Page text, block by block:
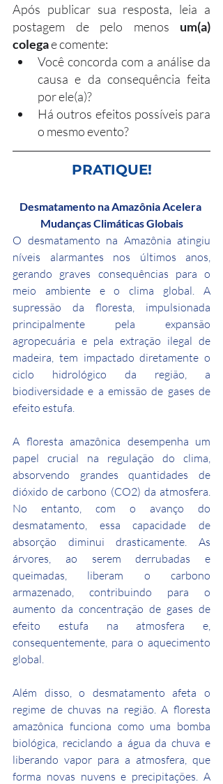
Após publicar sua resposta, leia a
postagem de pelo menos um(a)
colega e comente:
Você concorda com a análise da
causa e da consequência feita
por ele(a)?
Há outros efeitos possíveis para
o mesmo evento?
PRATIQUE!
Desmatamento na Amazônia Acelera
Mudanças Climáticas Globais
O desmatamento na Amazônia atingiu
níveis alarmantes nos últimos anos,
gerando graves consequências para o
meio ambiente e o clima global. A
supressão da floresta, impulsionada
principalmente pela expansão
agropecuária e pela extração ilegal de
madeira, tem impactado diretamente o
ciclo hidrológico da região, a
biodiversidade e a emissão de gases de
efeito estufa.
A floresta amazônica desempenha um
papel crucial na regulação do clima,
absorvendo grandes quantidades de
dióxido de carbono (CO2) da atmosfera.
No entanto, com o avanço do
desmatamento, essa capacidade de
absorção diminui drasticamente. As
árvores, ao serem derrubadas e
queimadas, liberam o carbono
armazenado, contribuindo para o
aumento da concentração de gases de
efeito estufa na atmosfera e,
consequentemente, para o aquecimento
global.
Além disso, o desmatamento afeta o
regime de chuvas na região. A floresta
amazônica funciona como uma bomba
biológica, reciclando a água da chuva e
liberando vapor para a atmosfera, que
forma novas nuvens e precipitações. A